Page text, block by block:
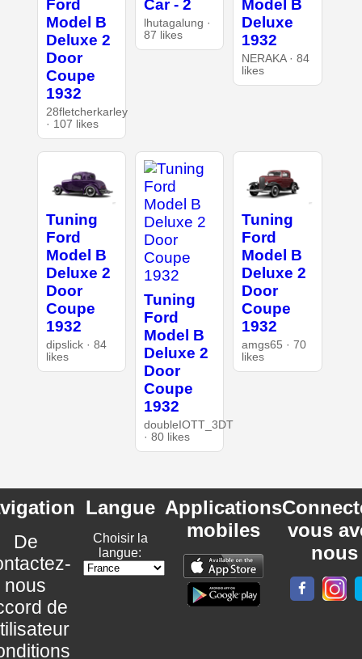
Ford
Model B
Deluxe 2
Door
Coupe
1932
28fletcherkarley
· 107 likes
Car - 2
lhutagalung ·
87 likes
Model B
Deluxe
1932
NERAKA · 84
likes
Tuning
Ford
Model B
Deluxe 2
Door
Coupe
1932
dipslick · 84
likes
Tuning
Ford
Model B
Deluxe 2
Door
Coupe
1932
doubleIOTT_3DT
· 80 likes
Tuning
Ford
Model B
Deluxe 2
Door
Coupe
1932
amgs65 · 70
likes
De
nous
de
Langue
Choisir la
langue:
Applications
mobiles
vous
nous